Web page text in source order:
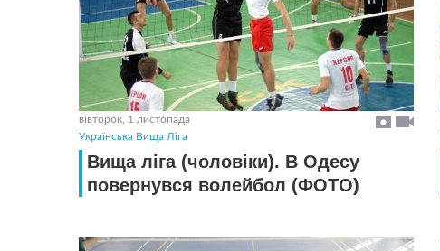
вівторок, 1 листопада
Українська Вища Ліга
Вища ліга (чоловіки). В Одесу
повернувся волейбол (ФОТО)